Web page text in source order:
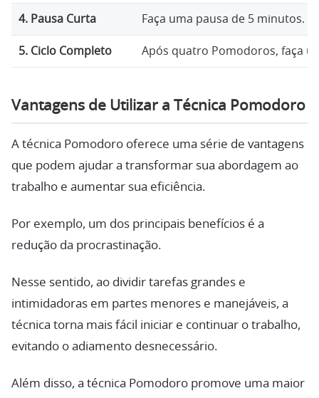
4. Pausa Curta Faça uma pausa de 5 minutos.
5. Ciclo Completo Após quatro Pomodoros, faça
Vantagens de Utilizar a Técnica Pomodoro
A técnica Pomodoro oferece uma série de vantagens
que podem ajudar a transformar sua abordagem ao
trabalho e aumentar sua eficiência.
Por exemplo, um dos principais benefícios é a
redução da procrastinação.
Nesse sentido, ao dividir tarefas grandes e
intimidadoras em partes menores e manejáveis, a
técnica torna mais fácil iniciar e continuar o trabalho,
evitando o adiamento desnecessário.
Além disso, a técnica Pomodoro promove uma maior